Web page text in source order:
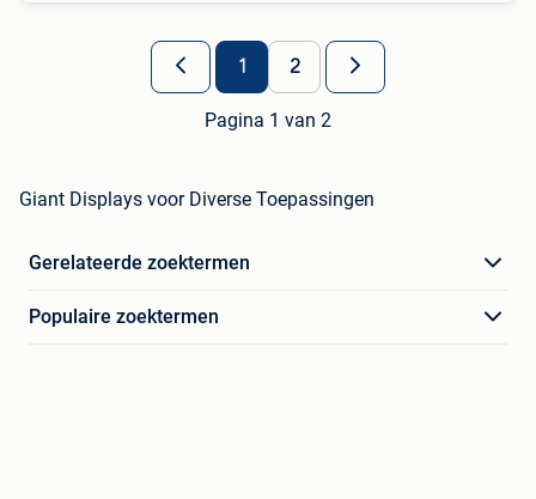
1 2
Pagina 1 van 2
Giant Displays voor Diverse Toepassingen
Gerelateerde zoektermen
Populaire zoektermen